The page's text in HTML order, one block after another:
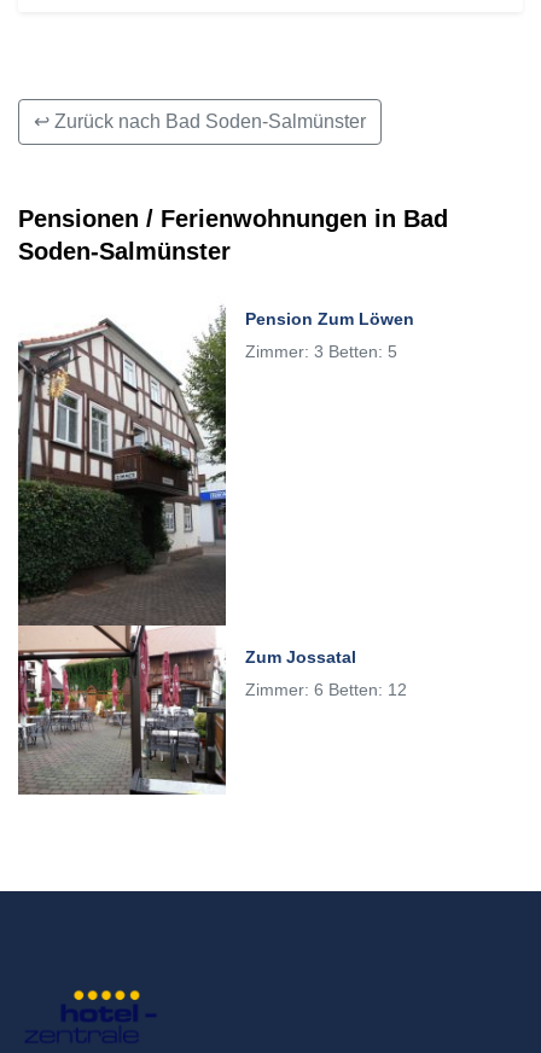
↩ Zurück nach Bad Soden-Salmünster
Pensionen / Ferienwohnungen in Bad
Soden-Salmünster
Pension Zum Löwen
Zimmer: 3 Betten: 5
Zum Jossatal
Zimmer: 6 Betten: 12